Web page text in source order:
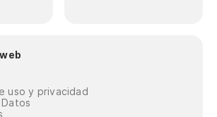
uso y privacidad